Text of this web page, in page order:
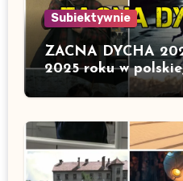
Subiektywnie
ZACNA DYCHA
2025 roku w